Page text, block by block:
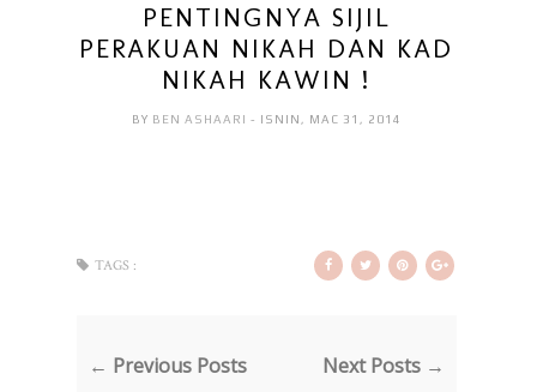
PENTINGNYA SIJIL
PERAKUAN NIKAH DAN KAD
NIKAH KAWIN !
BY BEN ASHAARI - ISNIN, MAC 31, 2014
TAGS :
← Previous Posts Next Posts →